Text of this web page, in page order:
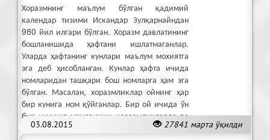
03.08.2015 27841 марта ўқилди
Хоразмнинг маълум бўлган қадимий
календар тизими Искандар Зулқарнайндан
980 йил илгари бўлган. Хоразм давлатининг
бошланишида ҳафтани ишлатмаганлар.
Уларда ҳафтанинг кунлари маълум мохиятга
эга деб ҳисобланган. Кунлар ҳафта ичида
номларидан ташқари бош номларга ҳам эга
бўлган. Масалан, хоразмликлар ойнинг ҳар
бир кунига ном қўйганлар. Бир ой ичида ўн
бир куннинг номланиши хоразмликларда ва
сўгдийларда бир хил бўлган.